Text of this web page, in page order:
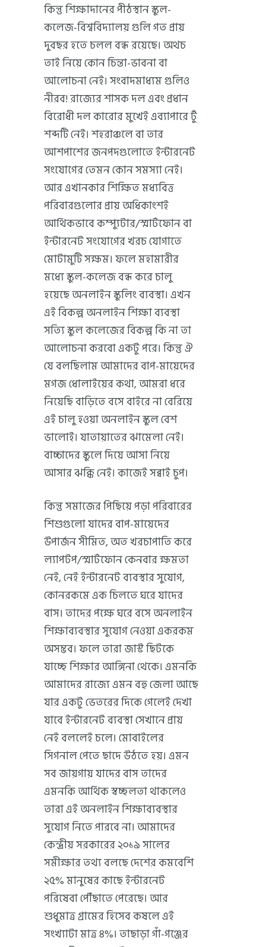
কিন্তু শিক্ষাদানের পীঠস্থান স্কুল-
কলেজ-বিশ্ববিদ্যালয় গুলি গত প্রায়
দুবছর হতে চলল বন্ধ রয়েছে। অথচ
তাই নিয়ে কোন চিন্তা-ভাবনা বা
আলোচনা নেই। সংবাদমাধ্যম গুলিও
নীরব! রাজ্যের শাসক দল এবং প্রধান
বিরোধী দল কারোর মুখেই এব্যাপারে টুঁ
শব্দটি নেই। শহরাঞ্চলে বা তার
আশপাশের জনপদগুলোতে ইন্টারনেট
সংযোগের তেমন কোন সমস্যা নেই।
আর এখানকার শিক্ষিত মধ্যবিত্ত
পরিবারগুলোর প্রায় অধিকাংশই
আর্থিকভাবে কম্প্যুটার/স্মার্টফোন বা
ইন্টারনেট সংযোগের খরচ যোগাতে
মোটামুটি সক্ষম। ফলে মহামারীর
মধ্যে স্কুল-কলেজ বন্ধ করে চালু
হয়েছে অনলাইন স্কুলিং ব্যবস্থা। এখন
এই বিকল্প অনলাইন শিক্ষা ব্যবস্থা
সত্যি স্কুল কলেজের বিকল্প কি না তা
আলোচনা করবো একটু পরে। কিন্তু ঐ
যে বলছিলাম আমাদের বাপ-মায়েদের
মগজ ধোলাইয়ের কথা, আমরা ধরে
নিয়েছি বাড়িতে বসে বাইরে না বেরিয়ে
এই চালু হওয়া অনলাইন স্কুল বেশ
ভালোই। যাতায়াতের ঝামেলা নেই।
বাচ্চাদের স্কুলে দিয়ে আসা নিয়ে
আসার ঝক্কি নেই। কাজেই সব্বাই চুপ।
কিন্তু সমাজের পিছিয়ে পড়া পরিবারের
শিশুগুলো যাদের বাপ-মায়েদের
উপার্জন সীমিত, অত খরচাপাতি করে
ল্যাপটপ/স্মার্টফোন কেনবার ক্ষমতা
নেই, নেই ইন্টারনেট ব্যবস্থার সুযোগ,
কোনরকমে এক চিলতে ঘরে যাদের
বাস। তাদের পক্ষে ঘরে বসে অনলাইন
শিক্ষাব্যবস্থার সুযোগ নেওয়া একরকম
অসম্ভব। ফলে তারা জাস্ট ছিটকে
যাচ্ছে শিক্ষার আঙ্গিনা থেকে। এমনকি
আমাদের রাজ্যে এমন বহু জেলা আছে
যার একটু ভেতরের দিকে গেলেই দেখা
যাবে ইন্টারনেট ব্যবস্থা সেখানে প্রায়
নেই বললেই চলে। মোবাইলের
সিগনাল পেতে ছাদে উঠতে হয়। এমন
সব জায়গায় যাদের বাস তাদের
এমনকি আর্থিক স্বচ্ছলতা থাকলেও
তারা এই অনলাইন শিক্ষাব্যবস্থার
সুযোগ নিতে পারবে না। আমাদের
কেন্দ্রীয় সরকারের ২০১৯ সালের
সমীক্ষার তথ্য বলছে দেশের কমবেশি
২৫% মানুষের কাছে ইন্টারনেট
পরিষেবা পৌঁছাতে পেরেছে। আর
শুধুমাত্র গ্রামের হিসেব কষলে এই
সংখ্যাটা মাত্র ৪%। তাছাড়া গাঁ-গঞ্জের